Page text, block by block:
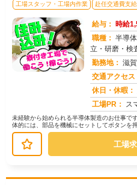
工場スタッフ・工場内作業 赴任交通費支
給与： 時給
職種： 半導
立・研磨・検
勤務地： 滋
交通アクセス
休日・休暇：
工場PR： スマホか
未経験から始められる半導体製造のお仕事で
体的には、部品を機械にセットしてボタンを
どがあります。また、加工後の製品に...
工場